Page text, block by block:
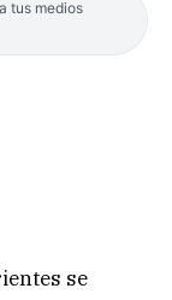
tus medios
se